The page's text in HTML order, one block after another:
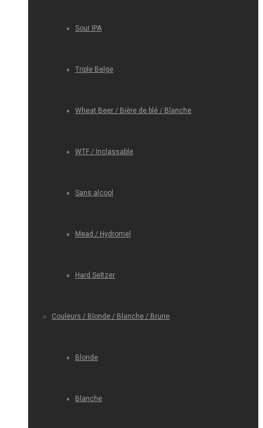
Sour IPA
Triple Belge
Wheat Beer / Bière de blé / Blanche
WTF / Inclassable
Sans alcool
Mead / Hydromel
Hard Seltzer
Couleurs / Blonde / Blanche / Brune
Blonde
Blanche